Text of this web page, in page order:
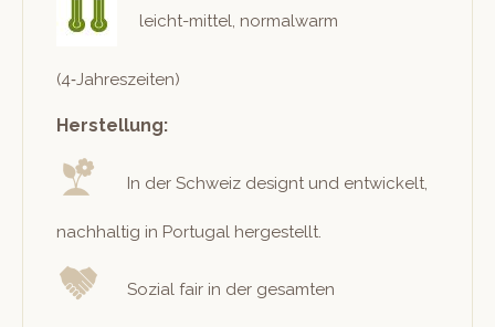
leicht-mit­tel, nor­mal­warm
(4‑Jahreszeiten)
Herstellung:
In der Schweiz designt und entwick­elt,
nach­haltig in Por­tu­gal hergestellt.
Sozial fair in der gesamten